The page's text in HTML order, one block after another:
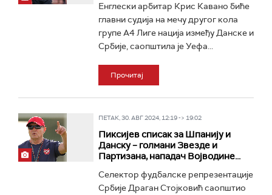
Енглески арбитар Крис Кавано биће
главни судија на мечу другог кола
групе А4 Лиге нација између Данске и
Србије, саопштила је Уефа...
Прочитај
ПЕТАК, 30. АВГ 2024, 12:19 -> 19:02
Пиксијев списак за Шпанију и
Данску – голмани Звезде и
Партизана, нападач Војводине...
Селектор фудбалске репрезентације
Србије Драган Стојковић саопштио